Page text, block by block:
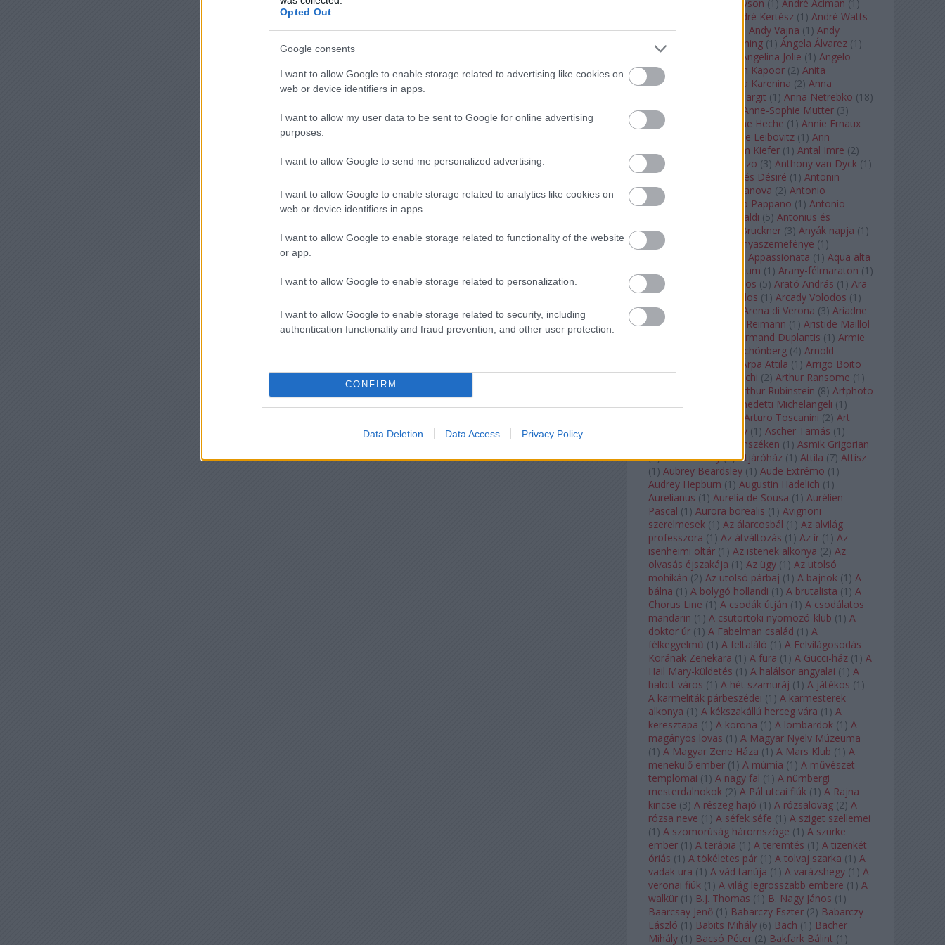
Opted Out
Google consents
I want to allow Google to enable storage related to advertising like cookies on
web or device identifiers in apps.
I want to allow my user data to be sent to Google for online advertising
purposes.
I want to allow Google to send me personalized advertising.
I want to allow Google to enable storage related to analytics like cookies on
web or device identifiers in apps.
I want to allow Google to enable storage related to functionality of the website
or app.
I want to allow Google to enable storage related to personalization.
I want to allow Google to enable storage related to security, including
authentication functionality and fraud prevention, and other user protection.
CONFIRM
Data Deletion Data Access Privacy Policy
Staples
Andrew Tyson (1 ) André Aciman (1 )
André Kertész (1 ) André Watts
(1) Andris Nelsons ) Andy Vajna (1 ) Andy
Warhol
Anette Bening (1 ) Ángela Álvarez (1 )
Angela Lansbury
Angelina Jolie (1 ) Angelo
Badalamenti
Anish Kapoor (2) Anita
Rachvelishvili
Anna Karenina (2) Anna
Anna Margit (1 ) Anna Netrebko (18)
Anna Vinnitskaya
Anne-Sophie Mutter (3)
Anner Bylsma
Anne Heche (1 ) Annie Ernaux
Annie Leibovitz (1 ) Ann
Anselm Kiefer (1 ) Antal Imre (2)
Anthony Roth Costanzo (3) Anthony van Dyck (1 )
Antinous
Antoine és Désiré (1 ) Antonin
Dvorák
Antonio Canova (2) Antonio
Margheriti
Antonio Pappano (1 ) Antonio
Antonio Vivaldi (5) Antonius és
Kleopátra
Anton Bruckner (3) Anyák napja (1 )
Anyám tyúkja 2
Anyaszemefénye (1 )
Appassionata (1 ) Aqua alta
Aquincum (1 ) Arany-félmaraton (1 )
Aranytíz
Arany János (5) Arató András (1 ) Ara
Pacis
Arcadi Volodos (1 ) Arcady Volodos (1 )
Arcangelo Corelli
Arena di Verona (3) Ariadne
auf Naxos
Aribert Reimann (1 ) Aristide Maillol
Armand Duplantis (1 ) Armie
Arnold Schönberg (4) Arnold
Árpa Attila (1 ) Arrigo Boito
(2) Artemisia Gentileschi (2) Arthur Ransome (1 )
Arthur Rubinstein (8) Artphoto
Galéria
Arturo Benedetti Michelangeli (1 )
Arturo Toscanini (2) Art
Art Shay (1 ) Ascher Tamás (1 )
Ascher Tamás Háromszéken (1 ) Asmik Grigorian
(2) Asteroid City (1) Átjáróház (1 ) Attila (7) Attisz
(1 ) Aubrey Beardsley (1 ) Aude Extrémo (1 )
Audrey Hepburn (1 ) Augustin Hadelich (1 )
Aurelianus (1 ) Aurelia de Sousa (1 ) Aurélien
Pascal (1 ) Aurora borealis (1 ) Avignoni
szerelmesek (1 ) Az álarcosbál (1 ) Az alvilág
professzora (1 ) Az átváltozás (1 ) Az ír (1 ) Az
isenheimi oltár (1 ) Az istenek alkonya (2) Az
olvasás éjszakája (1 ) Az ügy (1 ) Az utolsó
mohikán (2) Az utolsó párbaj (1 ) A bajnok (1 ) A
bálna (1 ) A bolygó hollandi (1 ) A brutalista (1 ) A
Chorus Line (1 ) A csodák útján (1 ) A csodálatos
mandarin (1 ) A csütörtöki nyomozó-klub (1 ) A
doktor úr (1 ) A Fabelman család (1 ) A
félkegyelmű (1 ) A feltaláló (1 ) A Felvilágosodás
Korának Zenekara (1 ) A fura (1 ) A Gucci-ház (1 ) A
Hail Mary-küldetés (1 ) A halálsor angyalai (1 ) A
halott város (1 ) A hét szamuráj (1 ) A játékos (1 )
A karmeliták párbeszédei (1 ) A karmesterek
alkonya (1 ) A kékszakállú herceg vára (1 ) A
keresztapa (1 ) A korona (1 ) A lombardok (1 ) A
magányos lovas (1 ) A Magyar Nyelv Múzeuma
(1 ) A Magyar Zene Háza (1 ) A Mars Klub (1 ) A
menekülő ember (1 ) A múmia (1 ) A művészet
templomai (1 ) A nagy fal (1 ) A nürnbergi
mesterdalnokok (2) A Pál utcai fiúk (1 ) A Rajna
kincse (3) A részeg hajó (1 ) A rózsalovag (2) A
rózsa neve (1 ) A séfek séfe (1 ) A sziget szellemei
(1 ) A szomorúság háromszöge (1 ) A szürke
ember (1 ) A terápia (1 ) A teremtés (1 ) A tizenkét
óriás (1 ) A tökéletes pár (1 ) A tolvaj szarka (1 ) A
vadak ura (1 ) A vád tanúja (1 ) A varázshegy (1 ) A
veronai fiúk (1 ) A világ legrosszabb embere (1 ) A
walkür (1 ) B.J. Thomas (1 ) B. Nagy János (1 )
Baarcsay Jenő (1 ) Babarczy Eszter (2) Babarczy
László (1 ) Babits Mihály (6) Bach (1 ) Bächer
Mihály (1 ) Bacsó Péter (2) Bakfark Bálint (1 )